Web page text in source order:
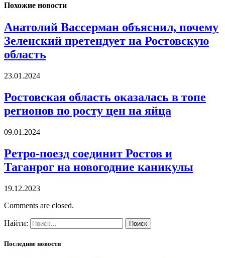
Похожие новости
Анатолий Вассерман объяснил, почему
Зеленский претендует на Ростовскую
область
23.01.2024
Ростовская область оказалась в топе
регионов по росту цен на яйца
09.01.2024
Ретро-поезд соединит Ростов и
Таганрог на новогодние каникулы
19.12.2023
Comments are closed.
Найти:
Последние новости